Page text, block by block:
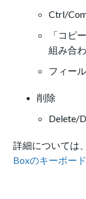
Ctrl/
「コピ
組み合
フィー
削除
Delete/
詳細については
Boxのキーボー